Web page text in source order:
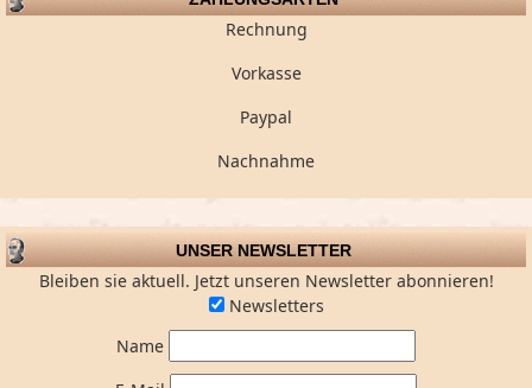
Rechnung
Vorkasse
Paypal
Nachnahme
UNSER NEWSLETTER
Bleiben sie aktuell. Jetzt unseren Newsletter abonnieren!
Newsletters
Name